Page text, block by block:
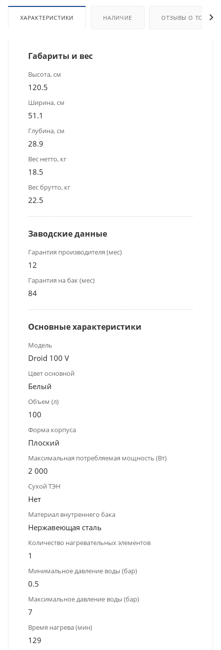
ХАРАКТЕРИСТИКИ НАЛИЧИЕ ОТЗЫВЫ О ТОВАРЕ
Габариты и вес
Высота, см
120.5
Ширина, см
51.1
Глубина, см
28.9
Вес нетто, кг
18.5
Вес брутто, кг
22.5
Заводские данные
Гарантия производителя (мес)
12
Гарантия на бак (мес)
84
Основные характеристики
Модель
Droid 100 V
Цвет основной
Белый
Объем (л)
100
Форма корпуса
Плоский
Максимальная потребляемая мощность (Вт)
2 000
Сухой ТЭН
Нет
Материал внутреннего бака
Нержавеющая сталь
Количество нагревательных элементов
1
Минимальное давление воды (бар)
0.5
Максимальное давление воды (бар)
7
Время нагрева (мин)
129